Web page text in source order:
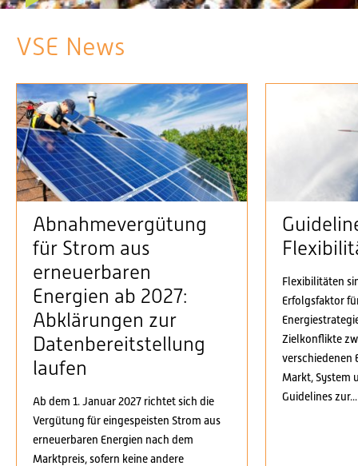
VSE News
Abnahmevergütung
für Strom aus
erneuerbaren
Energien ab 2027:
Abklärungen zur
Datenbereitstellung
laufen
Ab dem 1. Januar 2027 richtet sich die
Vergütung für eingespeisten Strom aus
erneuerbaren Energien nach dem
Marktpreis, sofern keine andere
Flexibilitäten
Erfolgsfaktor
Zielkonflikte
verschiedenen
Markt, System
Guidelines zur...